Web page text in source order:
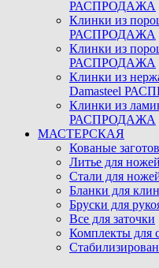
РАСПРОДАЖА
Клинки из
РАСПРОДАЖА
Клинки из
РАСПРОДАЖА
Клинки из
Damasteel
Клинки из
РАСПРОДАЖА
МАСТЕРСКАЯ
Кованые
Литье для ножей
Стали для
Бланки для
Бруски для
Все для заточки
Комплекты для